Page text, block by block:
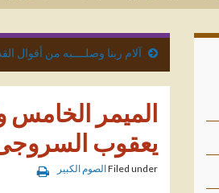
آلام ربنا وصلــــبه من
الميمر
يعقوب
Filed underالصوم الكبير